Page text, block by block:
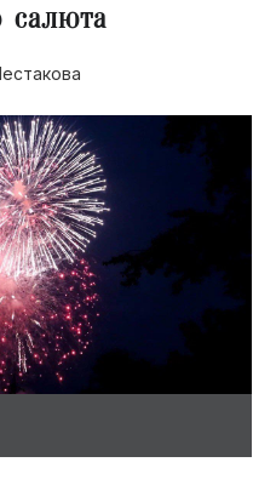
салюта